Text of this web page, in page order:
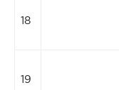
18
19